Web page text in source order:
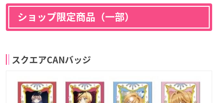
ショップ限定商品（一部）
スクエアCANバッジ